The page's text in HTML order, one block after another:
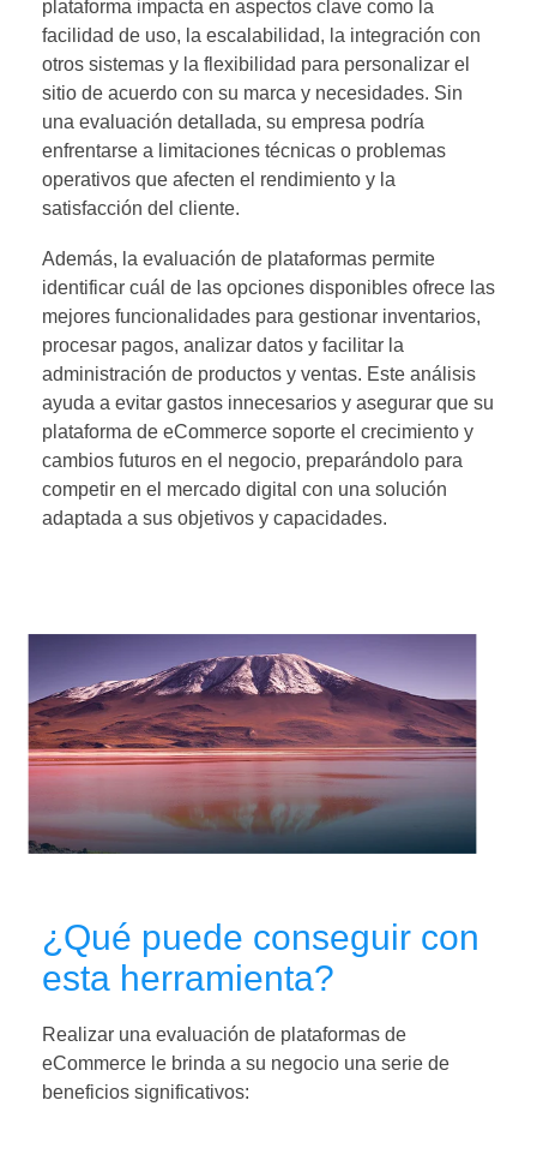
plataforma impacta en aspectos clave como la
facilidad de uso, la escalabilidad, la integración con
otros sistemas y la flexibilidad para personalizar el
sitio de acuerdo con su marca y necesidades. Sin
una evaluación detallada, su empresa podría
enfrentarse a limitaciones técnicas o problemas
operativos que afecten el rendimiento y la
satisfacción del cliente.
Además, la evaluación de plataformas permite
identificar cuál de las opciones disponibles ofrece las
mejores funcionalidades para gestionar inventarios,
procesar pagos, analizar datos y facilitar la
administración de productos y ventas. Este análisis
ayuda a evitar gastos innecesarios y asegurar que su
plataforma de eCommerce soporte el crecimiento y
cambios futuros en el negocio, preparándolo para
competir en el mercado digital con una solución
adaptada a sus objetivos y capacidades.
¿Qué puede conseguir con
esta herramienta?
Realizar una evaluación de plataformas de
eCommerce le brinda a su negocio una serie de
beneficios significativos: